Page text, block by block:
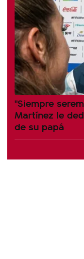
"Siempre
Martínez le
de su papá